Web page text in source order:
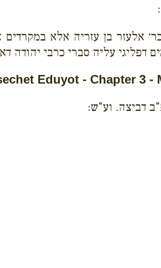
כר׳ אלעזר בן עזריה אלא
דפליגי עליה סברי כרבי יהודה
Eduyot - Chapter 3 -
דביצה. וע"ש: